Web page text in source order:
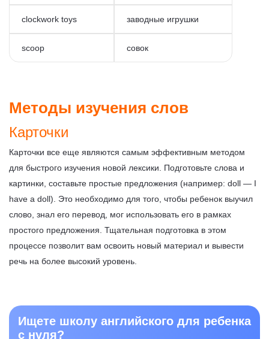
clockwork toys заводные игрушки
scoop совок
Методы изучения слов
Карточки
Карточки все еще являются самым эффективным методом
для быстрого изучения новой лексики. Подготовьте слова и
картинки, составьте простые предложения (например: doll — I
have a doll). Это необходимо для того, чтобы ребенок выучил
слово, знал его перевод, мог использовать его в рамках
простого предложения. Тщательная подготовка в этом
процессе позволит вам освоить новый материал и вывести
речь на более высокий уровень.
Ищете школу английского для ребенка
с нуля?